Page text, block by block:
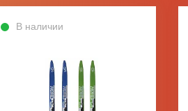
В наличии